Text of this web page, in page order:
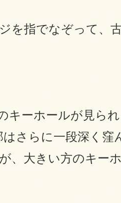
を指でなぞって、
キーホールが見ら
さらに一段深く窪
、大きい方のキー